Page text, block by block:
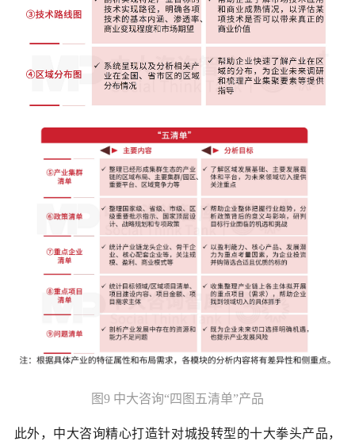
图9 中大咨询“四图五清单”产品
此外，中大咨询精心打造针对城投转型的十大拳头产品，